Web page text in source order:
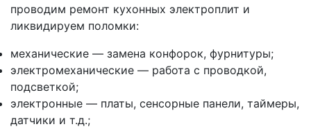
проводим ремонт кухонных электроплит и
ликвидируем поломки:
механические — замена конфорок, фурнитуры;
электромеханические — работа с проводкой,
подсветкой;
электронные — платы, сенсорные панели, таймеры,
датчики и т.д.;